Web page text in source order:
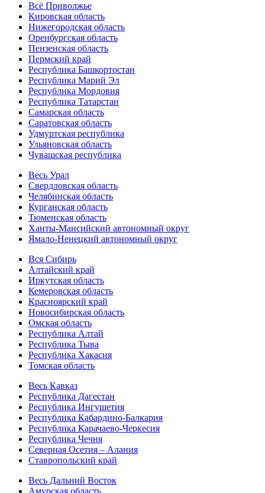
Всё Приволжье
Кировская область
Нижегородская область
Оренбургская область
Пензенская область
Пермский край
Республика Башкортостан
Республика Марий Эл
Республика Мордовия
Республика Татарстан
Самарская область
Саратовская область
Удмуртская республика
Ульяновская область
Чувашская республика
Весь Урал
Свердловская область
Челябинская область
Курганская область
Тюменская область
Ханты-Мансийский автономный округ
Ямало-Ненецкий автономный округ
Вся Сибирь
Алтайский край
Иркутская область
Кемеровская область
Красноярский край
Новосибирская область
Омская область
Республика Алтай
Республика Тыва
Республика Хакасия
Томская область
Весь Кавказ
Республика Дагестан
Республика Ингушетия
Республика Кабардино-Балкария
Республика Карачаево-Черкесия
Республика Чечня
Северная Осетия – Алания
Ставропольский край
Весь Дальний Восток
Амурская область